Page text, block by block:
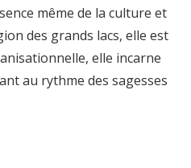
même de la culture et
des grands lacs, elle est
elle incarne
au rythme des sagesses